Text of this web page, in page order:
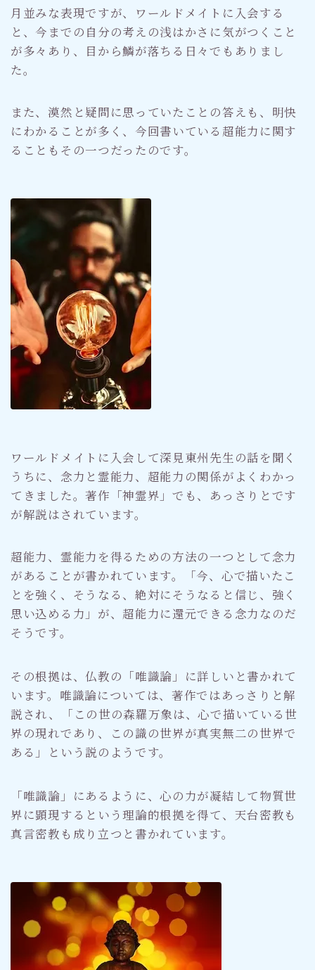
月並みな表現ですが、ワールドメイトに入会する
と、今までの自分の考えの浅はかさに気がつくこと
が多々あり、目から鱗が落ちる日々でもありまし
た。
また、漠然と疑問に思っていたことの答えも、明快
にわかることが多く、今回書いている超能力に関す
ることもその一つだったのです。
ワールドメイトに入会して深見東州先生の話を聞く
うちに、念力と霊能力、超能力の関係がよくわかっ
てきました。著作「神霊界」でも、あっさりとです
が解説はされています。
超能力、霊能力を得るための方法の一つとして念力
があることが書かれています。「今、心で描いたこ
とを強く、そうなる、絶対にそうなると信じ、強く
思い込める力」が、超能力に還元できる念力なのだ
そうです。
その根拠は、仏教の「唯識論」に詳しいと書かれて
います。唯識論については、著作ではあっさりと解
説され、「この世の森羅万象は、心で描いている世
界の現れであり、この識の世界が真実無二の世界で
ある」という説のようです。
「唯識論」にあるように、心の力が凝結して物質世
界に顕現するという理論的根拠を得て、天台密教も
真言密教も成り立つと書かれています。